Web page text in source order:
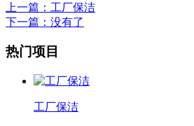
上一篇 ：工厂保洁
下一篇 ：没有了
热门项目
工厂保洁